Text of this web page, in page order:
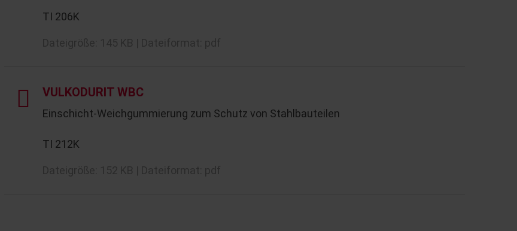
TI 206K
VULKODURIT WBC
Einschicht-Weichgummierung zum Schutz von Stahlbauteilen
TI 212K